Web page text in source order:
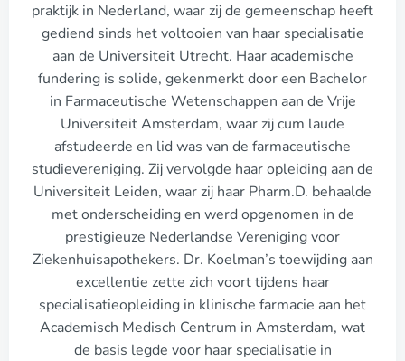
praktijk in Nederland, waar zij de gemeenschap heeft
gediend sinds het voltooien van haar specialisatie
aan de Universiteit Utrecht. Haar academische
fundering is solide, gekenmerkt door een Bachelor
in Farmaceutische Wetenschappen aan de Vrije
Universiteit Amsterdam, waar zij cum laude
afstudeerde en lid was van de farmaceutische
studievereniging. Zij vervolgde haar opleiding aan de
Universiteit Leiden, waar zij haar Pharm.D. behaalde
met onderscheiding en werd opgenomen in de
prestigieuze Nederlandse Vereniging voor
Ziekenhuisapothekers. Dr. Koelman’s toewijding aan
excellentie zette zich voort tijdens haar
specialisatieopleiding in klinische farmacie aan het
Academisch Medisch Centrum in Amsterdam, wat
de basis legde voor haar specialisatie in